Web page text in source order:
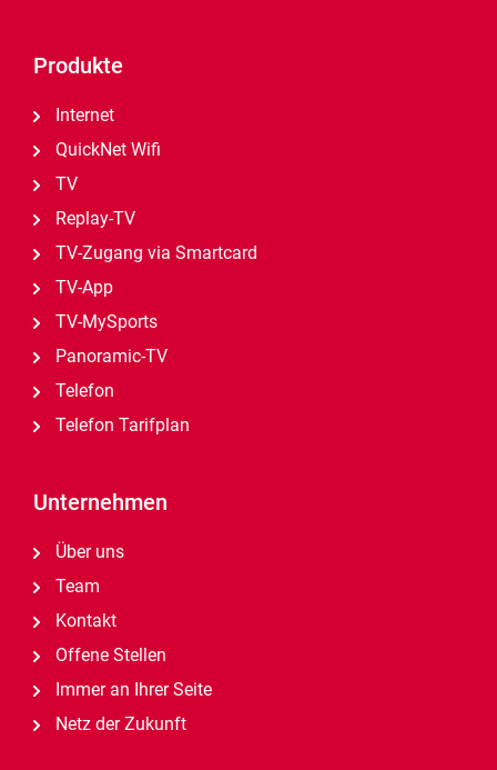
Produkte
Internet
QuickNet Wifi
TV
Replay-TV
TV-Zugang via Smartcard
TV-App
TV-MySports
Panoramic-TV
Telefon
Telefon Tarifplan
Unternehmen
Über uns
Team
Kontakt
Offene Stellen
Immer an Ihrer Seite
Netz der Zukunft